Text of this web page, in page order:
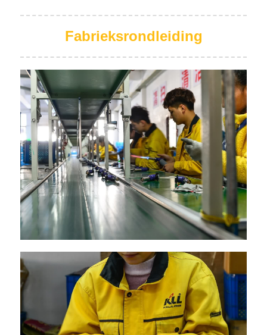
Fabrieksrondleiding